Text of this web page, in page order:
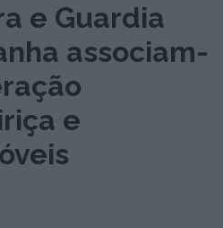
e Guardia
associam-
e